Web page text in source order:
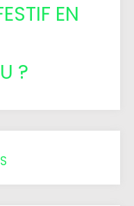
EN
?